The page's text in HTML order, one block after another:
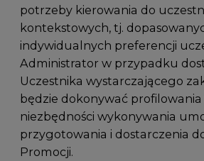
potrzeby kierowania do
kontekstowych, tj.
indywidualnych preferencji
Administrator w przypadku
Uczestnika wystarczającego
będzie dokonywać
niezbędności wykonywania
przygotowania i dostarczenia
Promocji.